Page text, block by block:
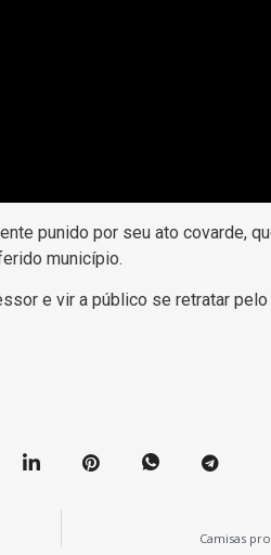
punido por seu ato covarde,
município.
e vir a público se retratar
Camisas